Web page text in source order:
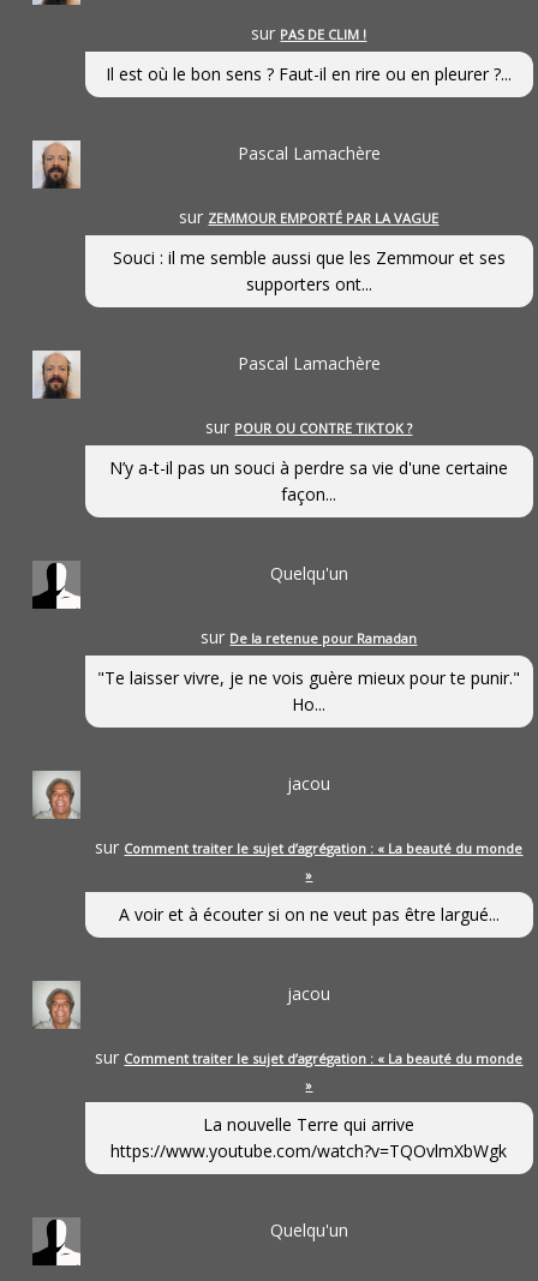
sur PAS DE CLIM !
Il est où le bon sens ? Faut-il en rire ou en pleurer ?...
Pascal Lamachère
sur ZEMMOUR EMPORTÉ PAR LA VAGUE
Souci : il me semble aussi que les Zemmour et ses
supporters ont...
Pascal Lamachère
sur POUR OU CONTRE TIKTOK ?
N’y a-t-il pas un souci à perdre sa vie d'une certaine
façon...
Quelqu'un
sur De la retenue pour Ramadan
"Te laisser vivre, je ne vois guère mieux pour te punir."
Ho...
jacou
sur Comment traiter le sujet d’agrégation : « La beauté du monde
»
A voir et à écouter si on ne veut pas être largué...
jacou
sur Comment traiter le sujet d’agrégation : « La beauté du monde
»
La nouvelle Terre qui arrive
https://www.youtube.com/watch?v=TQOvlmXbWgk
Quelqu'un